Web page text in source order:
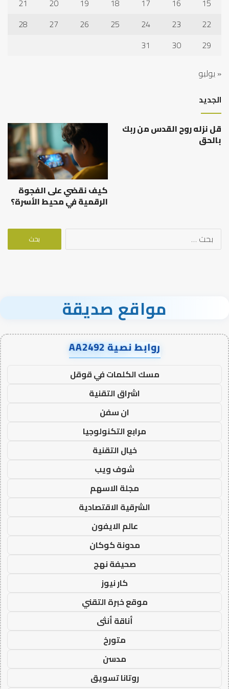
15
16
17
18
19
20
21
22
23
24
25
26
27
28
29
30
31
« يوليو
الجديد
قل نزله روح القدس من ربك
بالحق
كيف نقضي على الفجوة
الرقمية في محيط الأسرة؟
البحث
مواقع صديقة
روابط نصية AA2492
مسك الكلمات في قوقل
اشراق التقنية
ان سفن
مرابع التكنولوجيا
خيال التقنية
شوف ويب
مجلة الاسهم
الشرقية الاقتصادية
عالم الايفون
مدونة كوكان
صحيفة نهج
كار نيوز
موقع خبرة التقني
أناقة أنثى
متورخ
مدسن
روتانا تسويق